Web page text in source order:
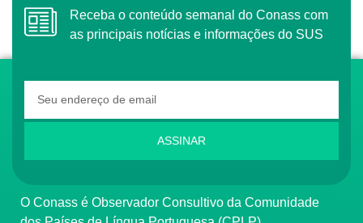
Receba o conteúdo semanal do Conass com
as principais notícias e informações do SUS
ASSINAR
O Conass é Observador Consultivo da Comunidade